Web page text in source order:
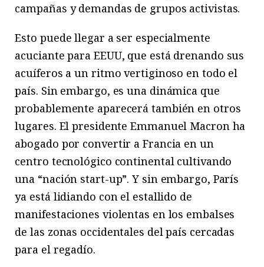
campañas y demandas de grupos activistas.
Esto puede llegar a ser especialmente
acuciante para EEUU, que está drenando sus
acuíferos a un ritmo vertiginoso en todo el
país. Sin embargo, es una dinámica que
probablemente aparecerá también en otros
lugares. El presidente Emmanuel Macron ha
abogado por convertir a Francia en un
centro tecnológico continental cultivando
una “nación start-up”. Y sin embargo, París
ya está lidiando con el estallido de
manifestaciones violentas en los embalses
de las zonas occidentales del país cercadas
para el regadío.